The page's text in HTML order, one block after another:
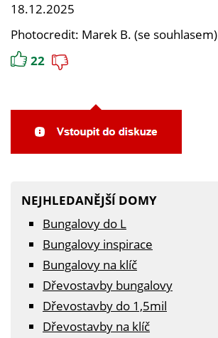
18.12.2025
Photocredit: Marek B. (se souhlasem)
22
NEJHLEDANĚJŠÍ DOMY
Bungalovy do L
Bungalovy inspirace
Bungalovy na klíč
Dřevostavby bungalovy
Dřevostavby do 1,5mil
Dřevostavby na klíč